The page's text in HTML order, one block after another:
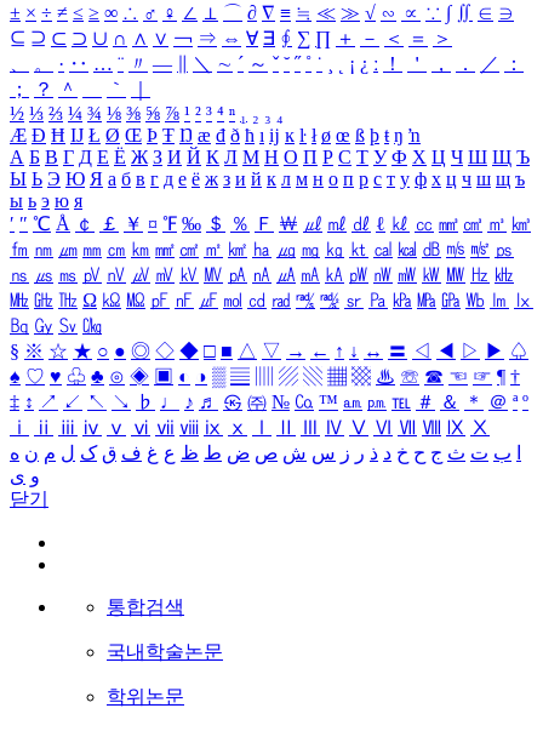
± × ÷ ≠ ≤ ≥ ∞ ∴ ♂ ♀ ∠ ⊥ ⌒ ∂ ∇ ≡ ≒ ≪ ≫ √ ∽ ∝ ∵ ∫ ∬ ∈ ∋
⊆ ⊇ ⊂ ⊃ ∪ ∩ ∧ ∨ ￢ ⇒ ⇔ ∀ ∃ ∮ ∑ ∏ ＋ － ＜ ＝
＞
、
。 · ‥ … ¨ 〃 ― ＼ ∼ ´ ～ ˇ ˘ ˝ ˚ ˙ ¸ ¡ ¿ ː ！ ＇ ， ． ／
：
；
？ ＾ ｀
½ ⅓ ⅔ ¼ ¾ ⅛ ⅜ ⅝ ⅞ ¹ ² ³ ⁴ ⁿ ₁ ₂ ₃ ₄
Æ Ð Ħ Ĳ Ł Ø Œ Þ Ŧ Ŋ æ đ ð ħ ı ĳ ĸ ŀ ł ø œ ß þ ŧ ŋ ŉ
А Б В Г Д Е Ё Ж З И Й К Л М Н О П Р С Т У Ф Х Ц Ч Ш Щ Ъ
Ы Ь Э Ю Я а б в г д е ё ж з и й к л м н о п р с т у ф х ц ч ш щ ъ
ы ь э ю я
′ ″ ℃ Å ￠ ￡ ￥ ¤ ℉ ‰ ＄ ％ Ｆ ￦ ㎕ ㎖ ㎗ ℓ ㎘ ㏄ ㎣ ㎤ ㎥ ㎦
㎙ ㎚ ㎛ ㎜ ㎝ ㎞ ㎟ ㎠ ㎡ ㎢ ㏊ ㎍ ㎎ ㎏ ㏏ ㎈ ㎉ ㏈ ㎧ ㎨ ㎰
㎱ ㎲ ㎳ ㎴ ㎵ ㎶ ㎷ ㎸ ㎹ ㎀ ㎁ ㎂ ㎃ ㎄ ㎺ ㎻ ㎽ ㎾ ㎿ ㎐ ㎑
㎒ ㎓ ㎔ Ω ㏀ ㏁ ㎊ ㎋ ㎌ ㏖ ㏅ ㎭ ㎮ ㎯ ㏛ ㎩ ㎪ ㎫ ㎬ ㏝ ㏐
㏓
㏃ ㏉ ㏜ ㏆
§ ※ ☆ ★ ○ ● ◎ ◇ ◆ □ ■ △ ▽ → ← ↑ ↓ ↔ 〓 ◁ ◀ ▷ ▶ ♤
♠ ♡ ♥ ♧ ♣ ⊙ ◈ ▣ ◐ ◑ ▒ ▤ ▨ ▧ ▦ ▩ ♨ ☏ ☎ ☜ ☞ ¶ †
‡ ↕ ↗ ↙ ↖ ↘ ♭ ♩ ♪ ♬ ㉿ ㈜ № ㏇ ™ ㏂ ㏘ ℡ ＃ ＆ ＊ ＠ ª º
ⅰ
ⅱ ⅲ ⅳ ⅴ ⅵ ⅶ ⅷ ⅸ ⅹ Ⅳ Ⅴ Ⅵ Ⅶ Ⅷ Ⅸ Ⅹ
ب ت ث ج ح خ د ذ ر ز س ش ص ض ط ظ ع غ ف ق ک ل م ن ه
و ی
닫기
통합검색
국내학술논문
학위논문